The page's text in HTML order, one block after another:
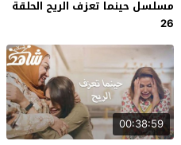
مسلسل حينما تعزف الريح الحلقة
26
00:38:59